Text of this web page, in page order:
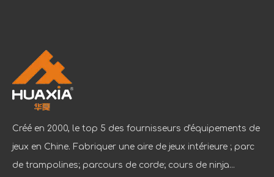
Créé en 2000, le top 5 des fournisseurs d'équipements de
jeux en Chine. Fabriquer une aire de jeux intérieure ; parc
de trampolines; parcours de corde; cours de ninja...